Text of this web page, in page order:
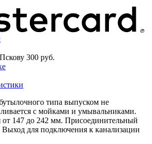
300 руб.
типа выпуском не
с мойками и умывальниками.
от 147 до 242 мм. Присоединительный
для подключения к канализации